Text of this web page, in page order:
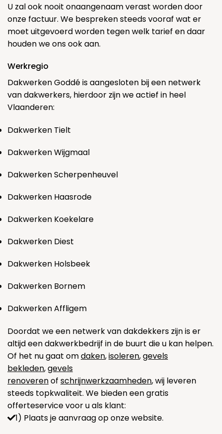
U zal ook nooit onaangenaam verast worden door
onze factuur. We bespreken steeds vooraf wat er
moet uitgevoerd worden tegen welk tarief en daar
houden we ons ook aan.
Werkregio
Dakwerken Goddé is aangesloten bij een netwerk
van dakwerkers, hierdoor zijn we actief in heel
Vlaanderen:
Dakwerken Tielt
Dakwerken Wijgmaal
Dakwerken Scherpenheuvel
Dakwerken Haasrode
Dakwerken Koekelare
Dakwerken Diest
Dakwerken Holsbeek
Dakwerken Bornem
Dakwerken Affligem
Doordat we een netwerk van dakdekkers zijn is er
altijd een dakwerkbedrijf in de buurt die u kan helpen.
Of het nu gaat omdaken,isoleren,gevels
bekleden,gevels
renoverenof schrijnwerkzaamheden, wij leveren
steeds topkwaliteit. We bieden een gratis
offerteservice voor u als klant:
1) Plaats je aanvraag op onze website.